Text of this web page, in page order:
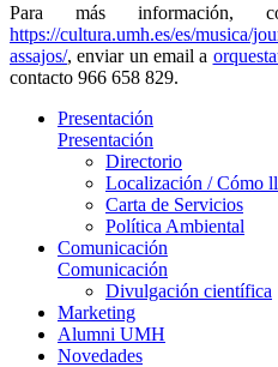
Para más información,
https://cultura.umh.es/es/musica/
assajos/, enviar un email a
contacto 966 658 829.
Presentación
Presentación
Directorio
Localización / Cómo
Carta de Servicios
Política Ambiental
Comunicación
Comunicación
Divulgación científica
Marketing
Alumni UMH
Novedades